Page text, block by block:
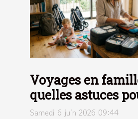
Voyages en
quelles astuces
optimiser
Samedi 6 juin 2026 09:44